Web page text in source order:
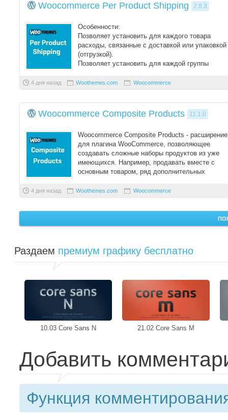
Woocommerce Per Product Shipping 2.8.3
Особенности:
Позволяет установить для каждого товара
расходы, связанные с доставкой или упаковкой
(отгрузкой).
Позволяет установить для каждой группы
упаковко ...
4 дня назад Woothemes.com Woocommerce
Woocommerce Composite Products 11.1.0
Woocommerce Composite Products - расширение
для плагина WooCommerce, позволяющее
создавать сложные наборы продуктов из уже
имеющихся. Например, продавать вместе с
основным товаром, ряд дополнительных
4 дня назад Woothemes.com Woocommerce
Раздаем премиум графику бесплатно
10.03 Core Sans N 21.02 Core Sans M
Добавить
Функция